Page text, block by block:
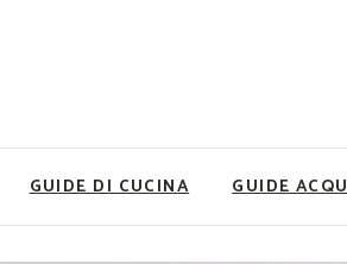
GUIDE DI CUCINA GUIDE